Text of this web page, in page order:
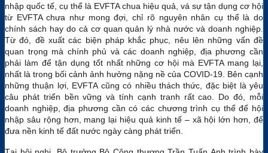
nhập quốc tế, cụ thể là EVFTA chua hiệu quả, vá sự tận dụng cơ hội
từ EVFTA chưa như mong đợi, chỉ rõ nguyên nhân cụ thể là do
chính sách hay do cả cơ quan quản lý nhà nước và doanh nghiệp.
Từ đó, đề xuất các biện pháp khắc phục, nêu lên những vấn đề
quan trọng mà chính phủ và các doanh nghiệp, địa phương cần
phải làm để tận dụng tốt nhất những cơ hội mà EVFTA mang lại,
nhất là trong bối cảnh ảnh hưởng nặng nề của COVID-19. Bên cạnh
những thuận lợi, EVFTA cũng có nhiều thách thức, đặc biệt là yêu
câu phát triển bền vững và tính cạnh tranh rất cao. Do đó, mỗi
doanh nghiệp, địa phương cần có các chương trình cụ thể để hội
nhập sâu rộng hơn, mang lại hiệu quả kinh tế – xã hội lớn hơn, để
đưa nền kinh tế đất nước ngày càng phát triển.